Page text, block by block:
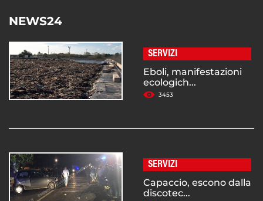
NEWS24
SERVIZI
Eboli, manifestazioni
ecologich...
3453
SERVIZI
Capaccio, escono dalla
discotec...